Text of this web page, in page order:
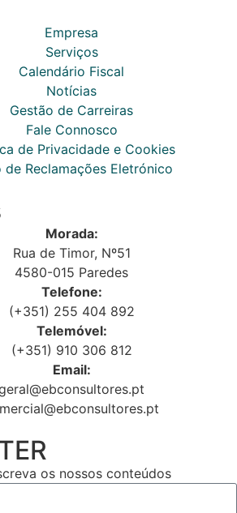
Empresa
Serviços
Calendário Fiscal
Notícias
Gestão de Carreiras
Fale Connosco
de Privacidade e Cookies
de Reclamações Eletrónico
Morada:
Rua de Timor, Nº51
4580-015 Paredes
Telefone:
(+351) 255 404 892
Telemóvel:
(+351) 910 306 812
Email:
os nossos conteúdos